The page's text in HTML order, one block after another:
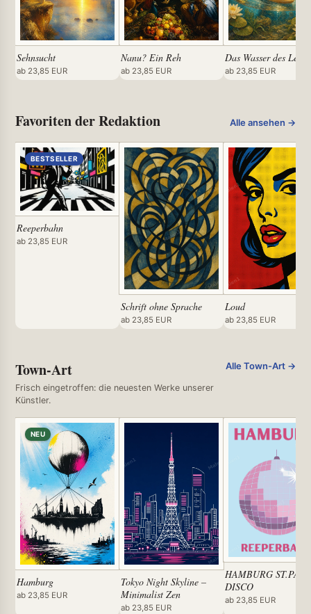
Sehnsucht
ab 23,85 EUR
Nanu? Ein Reh
ab 23,85 EUR
Das Wasser des
ab 23,85 EUR
Favoriten der Redaktion Alle ansehen →
BESTSELLER
Reeperbahn
ab 23,85 EUR
Schrift ohne Sprache
ab 23,85 EUR
Loud
ab 23,85 EUR
Town-Art
Frisch eingetroffen: die neuesten Werke unserer
Künstler.
Alle Town-Art →
NEU
Hamburg
ab 23,85 EUR
Tokyo Night Skyline –
Minimalist Zen
ab 23,85 EUR
HAMBURG
DISCO
ab 23,85 EUR